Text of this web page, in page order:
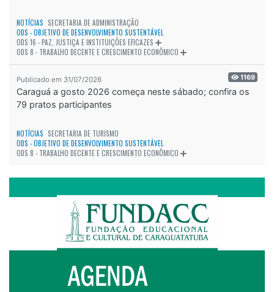
NOTÍCIAS SECRETARIA DE ADMINISTRAÇÃO
ODS - OBJETIVO DE DESENVOLVIMENTO SUSTENTÁVEL
ODS 16 - PAZ, JUSTIÇA E INSTITUIÇÕES EFICAZES
ODS 8 - TRABALHO DECENTE E CRESCIMENTO ECONÔMICO
Publicado em 31/07/2026 1169
Caraguá a gosto 2026 começa neste sábado; confira os
79 pratos participantes
NOTÍCIAS SECRETARIA DE TURISMO
ODS - OBJETIVO DE DESENVOLVIMENTO SUSTENTÁVEL
ODS 8 - TRABALHO DECENTE E CRESCIMENTO ECONÔMICO